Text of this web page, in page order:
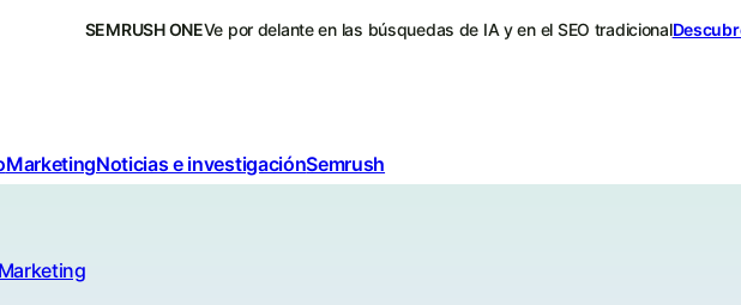
SEMRUSH ONEVe por delante en las búsquedas de IA y en el SEO tradicional
MarketingNoticias e investigaciónSemrush
Marketing